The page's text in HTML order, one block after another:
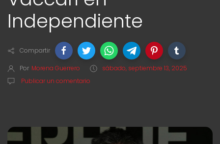
Independiente
Compartir
Por Morena Guerrero
sábado, septiembre 13, 2025
Publicar un comentario